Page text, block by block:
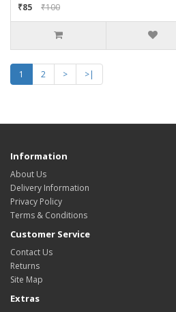
₹85
₹100
1 2 >
>|
Information
About Us
Delivery Information
Privacy Policy
Terms & Conditions
Customer Service
Contact Us
Returns
Site Map
Extras